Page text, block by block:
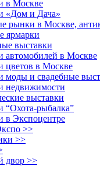
в Москве
«Дом и Дача»
рынки в Москве,
ярмарки
выставки
автомобилей в Москве
цветов в Москве
моды и свадебные
недвижимости
выставки
“Охота-рыбалка”
в Экспоцентре
>>
>>
двор >>